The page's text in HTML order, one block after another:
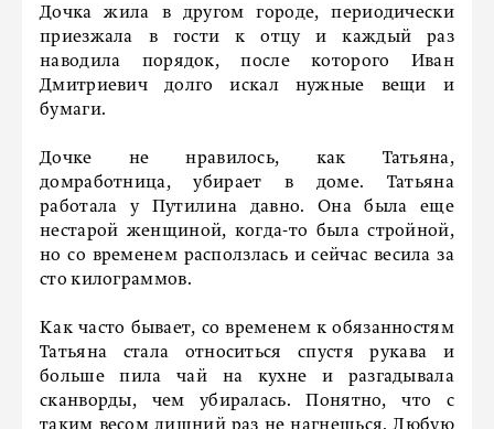
Дочка жила в другом городе, периодически
приезжала в гости к отцу и каждый раз
наводила порядок, после которого Иван
Дмитриевич долго искал нужные вещи и
бумаги.
Дочке не нравилось, как Татьяна,
домработница, убирает в доме. Татьяна
работала у Путилина давно. Она была еще
нестарой женщиной, когда-то была стройной,
но со временем расползлась и сейчас весила за
сто килограммов.
Как часто бывает, со временем к обязанностям
Татьяна стала относиться спустя рукава и
больше пила чай на кухне и разгадывала
сканворды, чем убиралась. Понятно, что с